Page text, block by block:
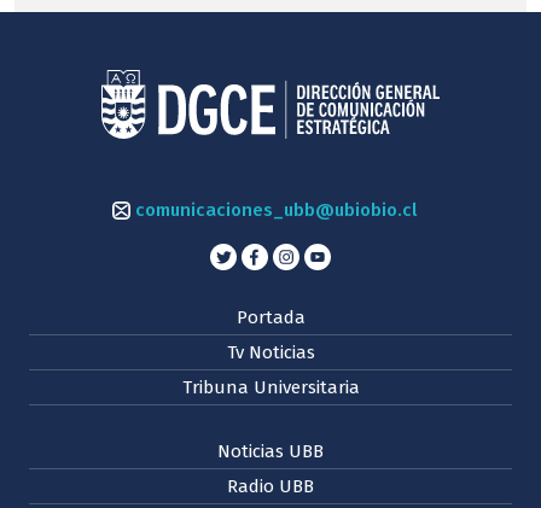
comunicaciones_ubb@ubiobio.cl
Portada
Tv Noticias
Tribuna Universitaria
Noticias UBB
Radio UBB